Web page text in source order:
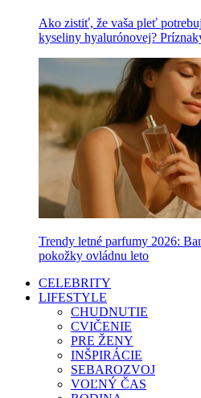
Ako zistiť, že vaša pleť
kyseliny hyalurónovej?
Trendy letné parfumy 2026:
pokožky ovládnu leto
CELEBRITY
LIFESTYLE
CHUDNUTIE
CVIČENIE
PRE ŽENY
INŠPIRÁCIE
SEBAROZVOJ
VOĽNÝ ČAS